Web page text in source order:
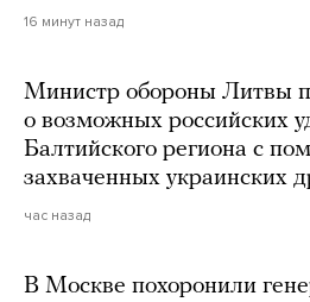
16 минут назад
Министр обороны Литвы
о возможных российских
Балтийского региона с
захваченных украинских
час назад
В Москве похоронили